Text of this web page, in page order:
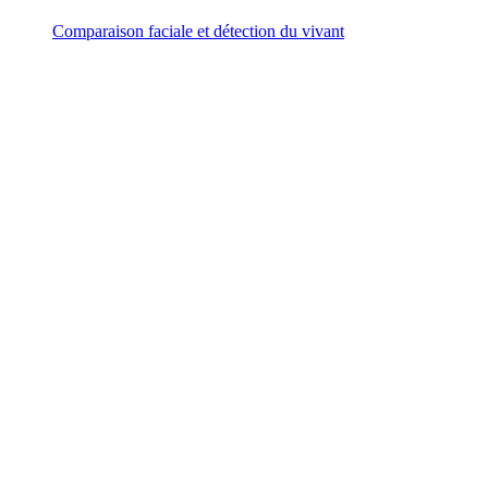
Comparaison faciale et détection du vivant